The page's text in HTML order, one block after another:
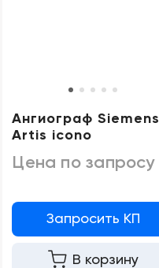
Ангиограф Siemens
Artis icono
Цена по запросу
Запросить КП
В корзину